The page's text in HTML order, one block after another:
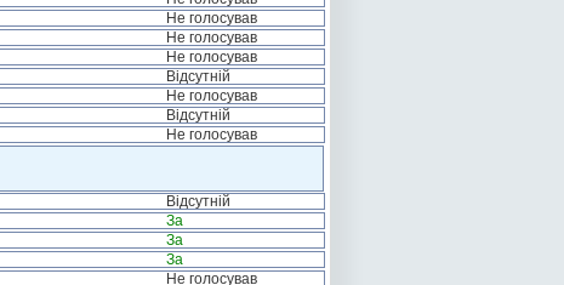
Не голосував
Не голосував
Не голосував
Відсутній
Не голосував
Відсутній
Не голосував
Відсутній
За
За
За
Не голосував